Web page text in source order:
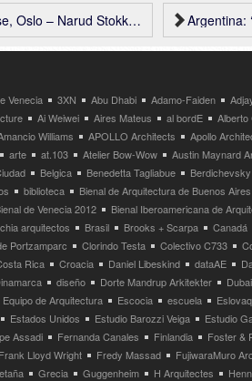
Argentina:
– Narud Stokke Wiig (NSW)
Venecia 3XN Abu Dhabi Adamo-Faiden
Ai Weiwei Aires Mateus al bordE
Alberto
Williams APOLLO Architects
Apollo
arte at.103 Atelier Bow-Wow
Austin Maynard
Belgica Benedetta Tagliabue
biblioteca
Bienal de Arquitectura de Buenos Aires
de Venecia 2012
Bienal Iberoamericana de
arquitectos Brasil Brooks + Scarpa
Canadá
Portzamparc Clorindo Testa Colectivo C733
Rica Croacia Daniel Libeskind dataAE
diseño Dorte Mandrup Arkitekter
Dubai
Equipo de Arquitectura Escocia escuela
Estados Unidos Estudio Barozzi Veiga
Estudio
Assadi Fernanda Canales Finlandia
Foster &
Frank Lloyd Wright Fredy Massad
FujiwaraMuro
Grecia Guggenheim H Arquitectes